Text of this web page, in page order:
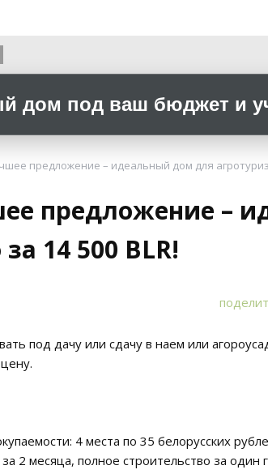
дом под ваш бюджет и
предложение – идеальный дом для
предложение –
14 500 BLR!
под дачу или сдачу в наем или
4 места по 35 белорусских
2 месяца, полное строительство за один